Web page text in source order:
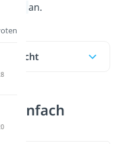
Videoan.
einfach